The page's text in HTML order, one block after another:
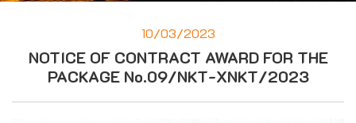
10/03/2023
NOTICE OF CONTRACT AWARD FOR THE
PACKAGE No.09/NKT-XNKT/2023